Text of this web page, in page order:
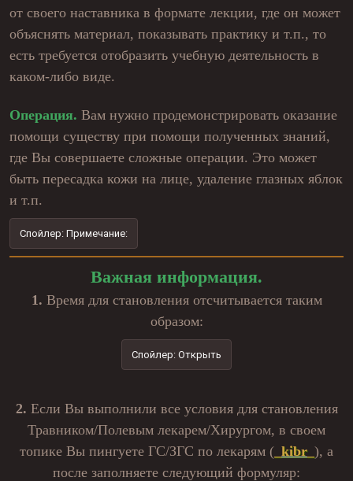
от своего наставника в формате лекции, где он может
объяснять материал, показывать практику и т.п., то
есть требуется отобразить учебную деятельность в
каком-либо виде.
Операция. Вам нужно продемонстрировать оказание
помощи существу при помощи полученных знаний,
где Вы совершаете сложные операции. Это может
быть пересадка кожи на лице, удаление глазных яблок
и т.п.
Спойлер: Примечание:
Важная информация.
1. Время для становления отсчитывается таким
образом:
Спойлер: Открыть
2. Если Вы выполнили все условия для становления
Травником/Полевым лекарем/Хирургом, в своем
топике Вы пингуете ГС/ЗГС по лекарям ( _kibr_ ), а
после заполняете следующий формуляр: